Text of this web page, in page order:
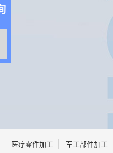
医疗零件加工 军工部件加工